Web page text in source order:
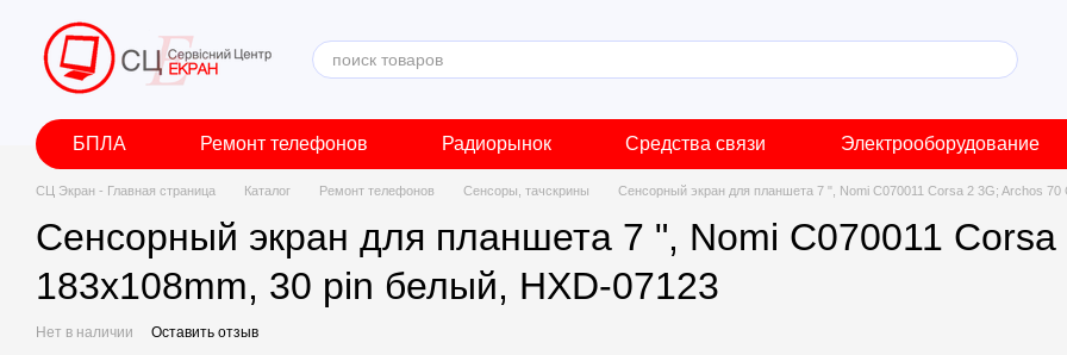
Перейти к основному контенту
БПЛА Ремонт телефонов Радиорынок Средства связи Электрооборудование
СЦ Экран - Главная страница Каталог Ремонт телефонов Сенсоры, тачскрины Сенсорный экран для планшета 7 ", Nomi C070011 Corsa 2 3G; Archos
Сенсорный экран для планшета 7 ", Nomi C070011
183x108mm, 30 pin белый, HXD-07123
Нет в наличии Оставить отзыв